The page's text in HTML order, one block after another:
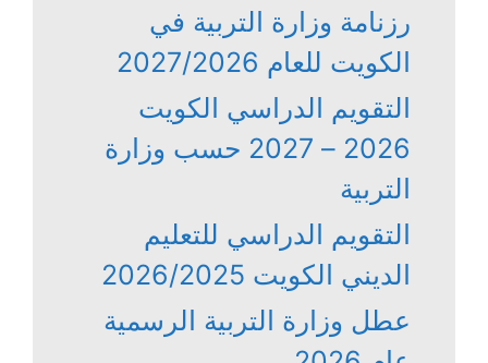
رزنامة وزارة التربية في
الكويت للعام 2027/2026
التقويم الدراسي الكويت
2026 – 2027 حسب وزارة
التربية
التقويم الدراسي للتعليم
الديني الكويت 2026/2025
عطل وزارة التربية الرسمية